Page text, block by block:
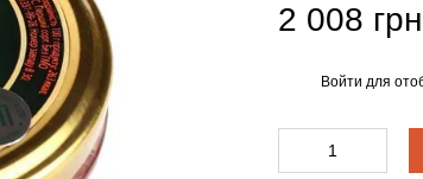
2 008 грн
Войти для